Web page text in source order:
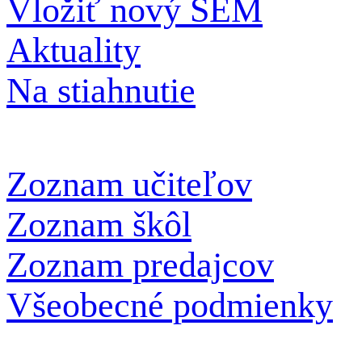
Vložiť nový SEM
Aktuality
Na stiahnutie
Zoznam učiteľov
Zoznam škôl
Zoznam predajcov
Všeobecné podmienky